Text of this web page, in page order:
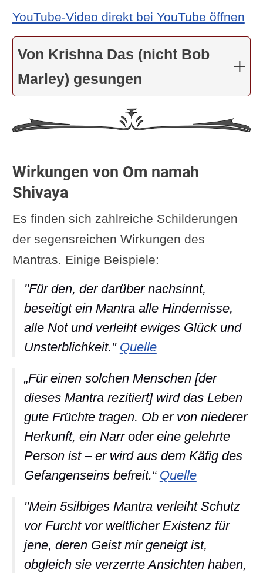
YouTube-Video direkt bei YouTube öffnen
Von Krishna Das (nicht Bob
Marley) gesungen
Wirkungen von Om namah
Shivaya
Es finden sich zahlreiche Schilderungen
der segensreichen Wirkungen des
Mantras. Einige Beispiele:
"Für den, der darüber nachsinnt,
beseitigt ein Mantra alle Hindernisse,
alle Not und verleiht ewiges Glück und
Unsterblichkeit." Quelle
„Für einen solchen Menschen [der
dieses Mantra rezitiert] wird das Leben
gute Früchte tragen. Ob er von niederer
Herkunft, ein Narr oder eine gelehrte
Person ist – er wird aus dem Käfig des
Gefangenseins befreit.“ Quelle
"Mein 5silbiges Mantra verleiht Schutz
vor Furcht vor weltlicher Existenz für
jene, deren Geist mir geneigt ist,
obgleich sie verzerrte Ansichten haben,